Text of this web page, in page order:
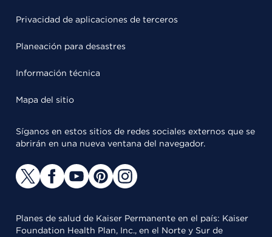
Privacidad de aplicaciones de terceros
Planeación para desastres
Información técnica
Mapa del sitio
Síganos en estos sitios de redes sociales externos que se
abrirán en una nueva ventana del navegador.
Planes de salud de Kaiser Permanente en el país: Kaiser
Foundation Health Plan, Inc., en el Norte y Sur de